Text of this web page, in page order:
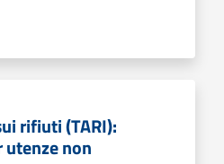
rifiuti (TARI):
non